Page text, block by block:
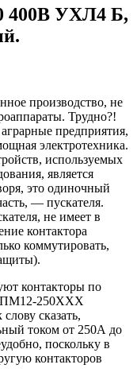
400В УХЛ4 Б,
производство, не
Трудно?!
предприятия,
электротехника.
используемых
является
это одиночный
— пускателя.
не имеет в
контактора
коммутировать,
контакторы по
ПМ12-250ХХХ
сказать,
током от 250А до
поскольку в
контакторов